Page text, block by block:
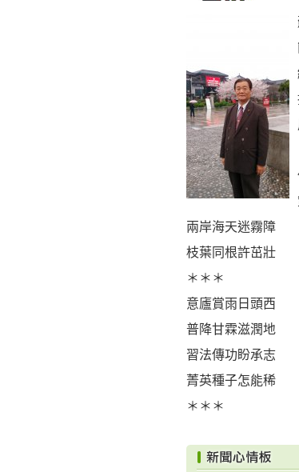
兩岸海天迷霧障
枝葉同根許茁壯
＊＊＊
意廬賞雨日頭西
普降甘霖滋潤地
習法傳功盼承志
菁英種子怎能稀
＊＊＊